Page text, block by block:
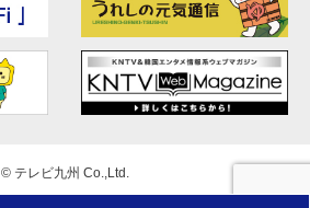
©テレビ九州 Co.,Ltd.